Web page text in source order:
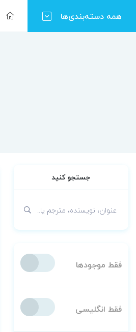
همه دسته‌بندی‌ها
جستجو کنید
فقط موجودها
فقط انگلیسی